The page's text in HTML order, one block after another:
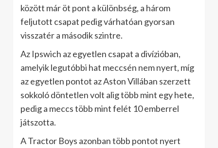
között már öt pont a különbség, a három
feljutott csapat pedig várhatóan gyorsan
visszatér a második szintre.
Az Ipswich az egyetlen csapat a divízióban,
amelyik legutóbbi hat meccsén nem nyert, míg
az egyetlen pontot az Aston Villában szerzett
sokkoló döntetlen volt alig több mint egy hete,
pedig a meccs több mint felét 10 emberrel
játszotta.
A Tractor Boys azonban több pontot nyert